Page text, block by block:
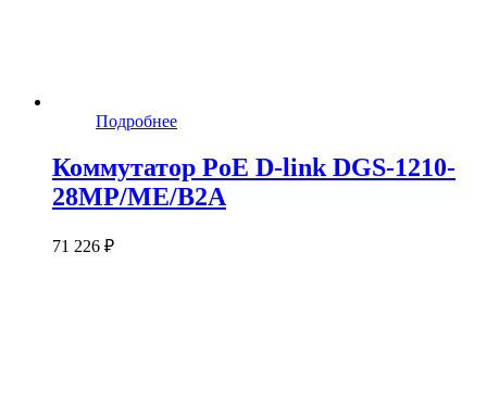
Подробнее
Коммутатор PoE D-link DGS-1210-
28MP/ME/B2A
71 226 ₽